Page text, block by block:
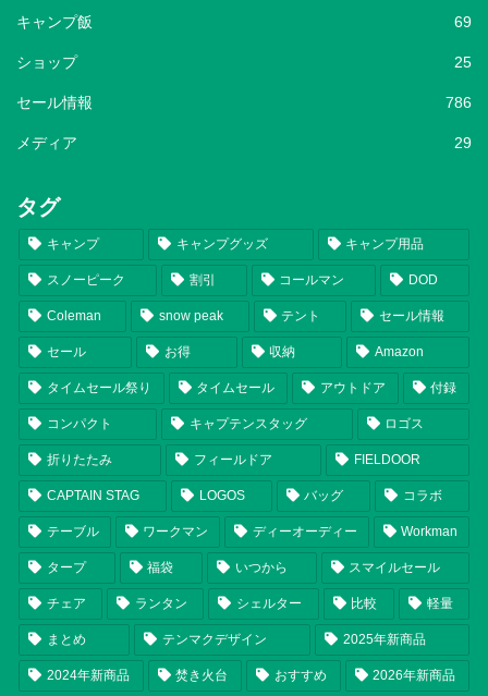
キャンプ飯 69
ショップ 25
セール情報 786
メディア 29
タグ
キャンプ キャンプグッズ キャンプ用品
スノーピーク 割引 コールマン DOD
Coleman snow peak テント セール情報
セール お得 収納 Amazon
タイムセール祭り タイムセール アウトドア 付録
コンパクト キャプテンスタッグ ロゴス
折りたたみ フィールドア FIELDOOR
CAPTAIN STAG LOGOS バッグ コラボ
テーブル ワークマン ディーオーディー Workman
タープ 福袋 いつから スマイルセール
チェア ランタン シェルター 比較 軽量
まとめ テンマクデザイン 2025年新商品
2024年新商品 焚き火台 おすすめ 2026年新商品